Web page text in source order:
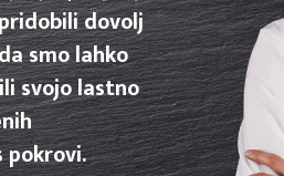
dovolj
smo lahko
svojo lastno
pokrovi.